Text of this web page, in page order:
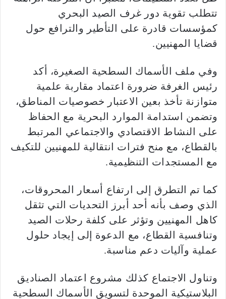
تتطلب تقوية دور غرف الصيد البحري
كمؤسسات قادرة على التأطير والترافع حول
قضايا المهنيين.
وفي ملف الأسماك السطحية الصغيرة، أكد
رئيس الغرفة ضرورة اعتماد مقاربة علمية
متوازنة تأخذ بعين الاعتبار خصوصيات المناطق،
وتضمن استدامة الموارد البحرية مع الحفاظ
على النشاط الاقتصادي والاجتماعي المرتبط
بالقطاع، مع منح فترات انتقالية للمهنيين للتكيف
مع المستجدات التنظيمية.
كما تم التطرق إلى ارتفاع أسعار المحروقات،
الذي وصف بأنه أحد أبرز التحديات التي تثقل
كاهل المهنيين وتؤثر على كلفة رحلات الصيد
وتنافسية القطاع، مع الدعوة إلى إيجاد حلول
عملية وآليات دعم مناسبة.
وتناول الاجتماع كذلك مشروع اعتماد الصناديق
البلاستيكية الموحدة لتسويق الأسماك السطحية